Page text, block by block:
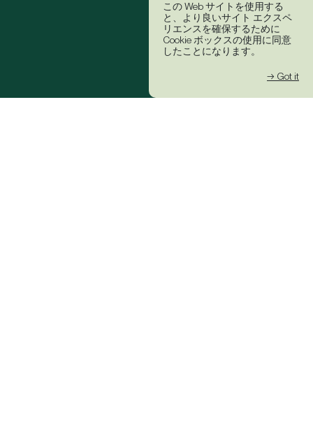
この Web サイトを使用する
と、より良いサイト エクスペ
リエンスを確保するために
Cookie ボックスの使用に同意
したことになります。
→ Got it